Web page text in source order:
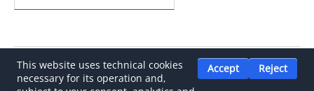
This website uses technical cookies
necessary for its operation and,
Accept Reject